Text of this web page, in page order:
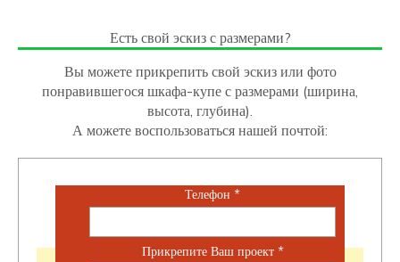
Есть свой эскиз с размерами?
Вы можете прикрепить свой эскиз или фото
понравившегося шкафа-купе с размерами (ширина,
высота, глубина).
А можете воспользоваться нашей почтой:
Телефон *
Прикрепите Ваш проект *